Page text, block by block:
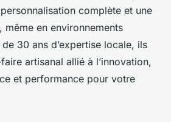
complète et une
même en environnements
30 ans d’expertise locale, ils
artisanal allié à l’innovation,
et performance pour votre